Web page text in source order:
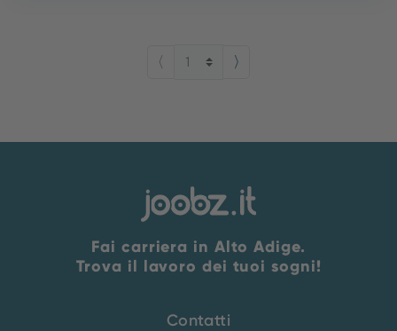
⟨ ⟩
Fai carriera in Alto Adige.
Trova il lavoro dei tuoi sogni!
Contatti